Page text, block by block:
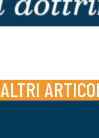
ALTRI